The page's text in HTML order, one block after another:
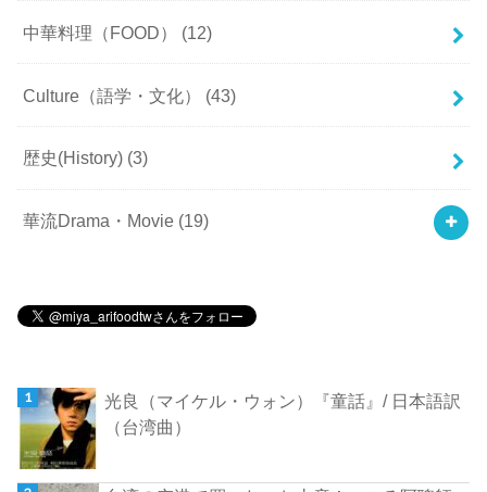
中華料理（FOOD） (12)
Culture（語学・文化） (43)
歴史(History) (3)
華流Drama・Movie (19)
光良（マイケル・ウォン）『童話』/ 日本語訳
（台湾曲）